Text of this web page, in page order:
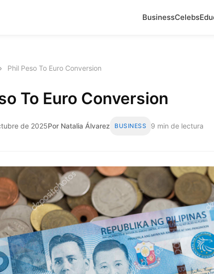
BusinessCelebs
› Phil Peso To Euro Conversion
To Euro Conversion
de 2025Por Natalia Álvarez BUSINESS 9 min de lectura